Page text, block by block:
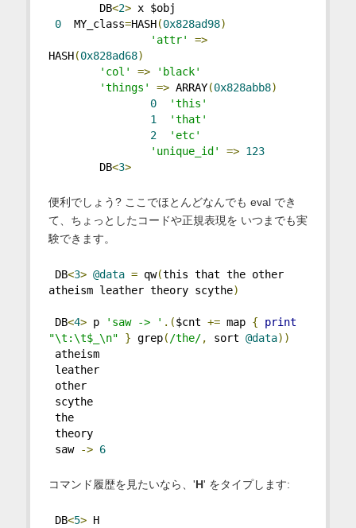
DB<2> x $obj
0 MY_class=HASH(0x828ad98)
'attr'
=>
HASH(0x828ad68)
'col'
=>
'black'
'things'
=> ARRAY(0x828abb8)
0
'this'
1
'that'
2
'etc'
'unique_id'
=> 123
DB<3>
便利でしょう? ここでほとんどなんでも eval でき
て、ちょっとしたコードや正規表現を いつまでも実
験できます。
DB<3> @data = qw(this that the other
atheism leather theory scythe)
DB<4> p 'saw -> ' .($cnt += map {
print
"\t:\t$_\n"
} grep(/the/, sort @data))
atheism
leather
other
scythe
the
theory
saw -> 6
コマンド履歴を見たいなら、'H' をタイプします:
DB<5> H